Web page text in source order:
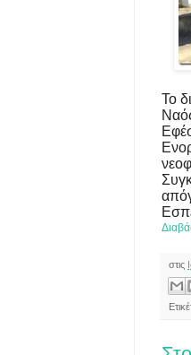
Το
στις